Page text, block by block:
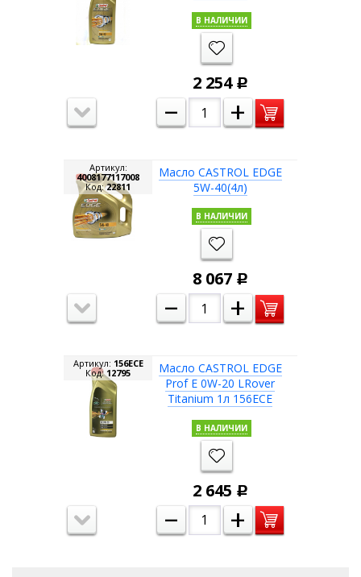
В НАЛИЧИИ
2 254 Р
– +
Масло CASTROL EDGE
5W-40(4л)
Артикул:
4008177117008
Код:22811
В НАЛИЧИИ
8 067 Р
– +
Масло CASTROL EDGE
Prof E 0W-20 LRover
Titanium 1л 156ECE
Артикул: 156ECE
Код:12795
В НАЛИЧИИ
2 645 Р
– +